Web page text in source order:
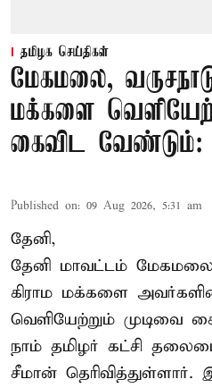
தமிழக செய்திகள்
மேகமலை,
மக்களை
கைவிட வேண்டும்:
Published on: 09 Aug 2026, 5:31 am
தேனி,
தேனி மாவட்டம் மேகமலை,
கிராம மக்களை அவர்களின்
வெளியேற்றும் முடிவை
நாம் தமிழர் கட்சி
சீமான்